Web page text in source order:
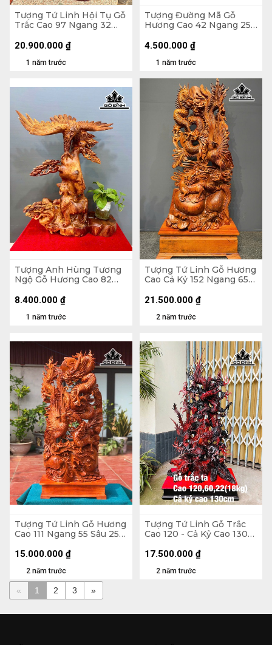
Tượng Tứ Linh Hội Tụ Gỗ
Trắc Cao 97 Ngang 32
1 năm trước
20.900.000 ₫
Tượng Đường Mã Gỗ
Hương Cao 42 Ngang 25
1 năm trước
4.500.000 ₫
Tượng Anh Hùng Tương
Ngộ Gỗ Hương Cao 82
1 năm trước
8.400.000 ₫
Tượng Tứ Linh Gỗ Hương
Cao Cả Kỷ 152 Ngang 65
Cao 20
2 năm trước
21.500.000 ₫
Tượng Tứ Linh Gỗ Hương
Cao 111 Ngang 55 Sâu 25
2 năm trước
15.000.000 ₫
Tượng Tứ Linh Gỗ Trắc
Cao 120 - Cả Kỷ Cao 130
2 năm trước
17.500.000 ₫
« 1 2 3 »